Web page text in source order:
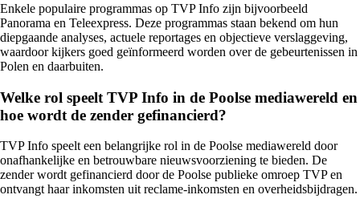
Enkele populaire programmas op TVP Info zijn bijvoorbeeld
Panorama en Teleexpress. Deze programmas staan bekend om hun
diepgaande analyses, actuele reportages en objectieve verslaggeving,
waardoor kijkers goed geïnformeerd worden over de gebeurtenissen in
Polen en daarbuiten.
Welke rol speelt TVP Info in de Poolse mediawereld en
hoe wordt de zender gefinancierd?
TVP Info speelt een belangrijke rol in de Poolse mediawereld door
onafhankelijke en betrouwbare nieuwsvoorziening te bieden. De
zender wordt gefinancierd door de Poolse publieke omroep TVP en
ontvangt haar inkomsten uit reclame-inkomsten en overheidsbijdragen.